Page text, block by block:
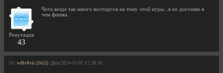
Репутация
43
Чота везде так много восторгов на тему этой игры...я не догоняю в
чем фишка.
От: w0lv0vic [16|5] | Дата 2024-11-07 17:28:34